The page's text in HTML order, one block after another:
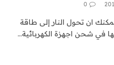
0
ان تحول النار إلى طاقة
في شحن اجهزة الكهربائية…